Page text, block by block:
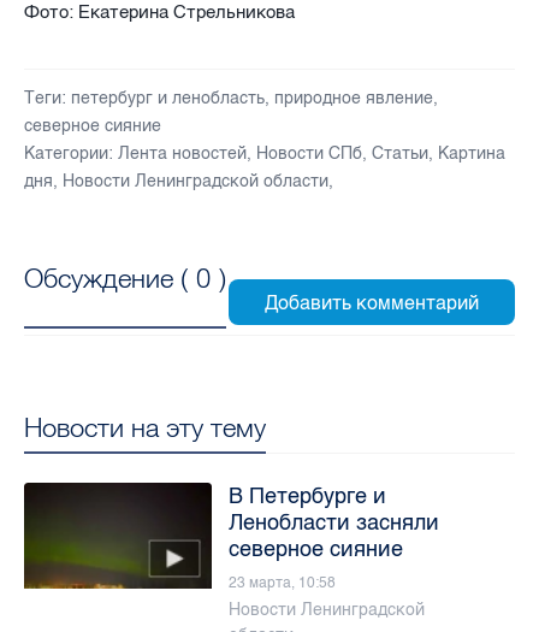
Фото: Екатерина Стрельникова
Теги: петербург и ленобласть, природное явление,
северное сияние
Категории: Лента новостей, Новости СПб, Статьи, Картина
дня, Новости Ленинградской области,
Обсуждение ( 0 )
Новости на эту тему
В Петербурге и
Ленобласти засняли
северное сияние
23 марта, 10:58
Новости Ленинградской